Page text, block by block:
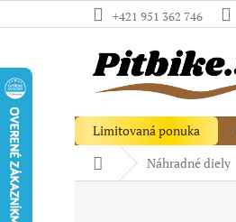
na
+421 951 362 746
Limitovaná ponuka
DomovNáhradné diely